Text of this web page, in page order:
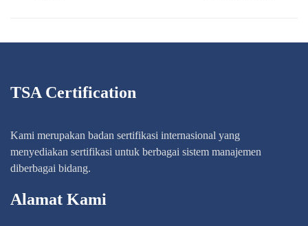
TSA Certification
Kami merupakan badan sertifikasi internasional yang
menyediakan sertifikasi untuk berbagai sistem manajemen
diberbagai bidang.
Alamat Kami